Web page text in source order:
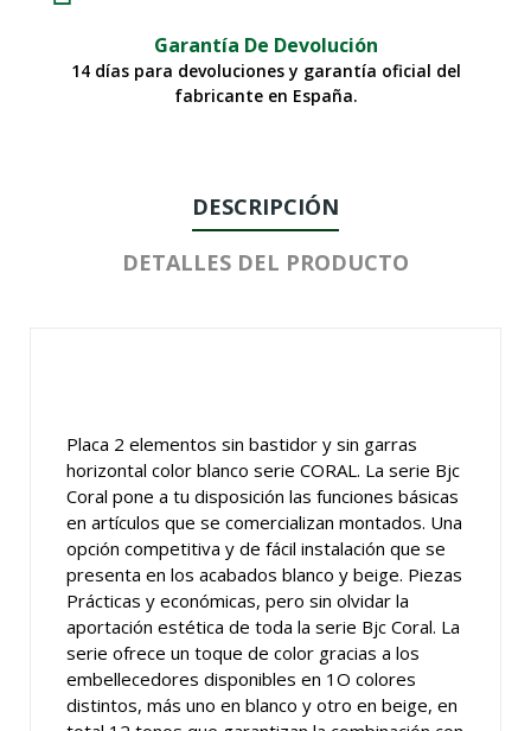
Garantía De Devolución
14 días para devoluciones y garantía oficial del
fabricante en España.
DESCRIPCIÓN
DETALLES DEL PRODUCTO
Placa 2 elementos sin bastidor y sin garras
horizontal color blanco serie CORAL. La serie Bjc
Coral pone a tu disposición las funciones básicas
en artículos que se comercializan montados. Una
opción competitiva y de fácil instalación que se
presenta en los acabados blanco y beige. Piezas
Prácticas y económicas, pero sin olvidar la
aportación estética de toda la serie Bjc Coral. La
serie ofrece un toque de color gracias a los
embellecedores disponibles en 1O colores
distintos, más uno en blanco y otro en beige, en